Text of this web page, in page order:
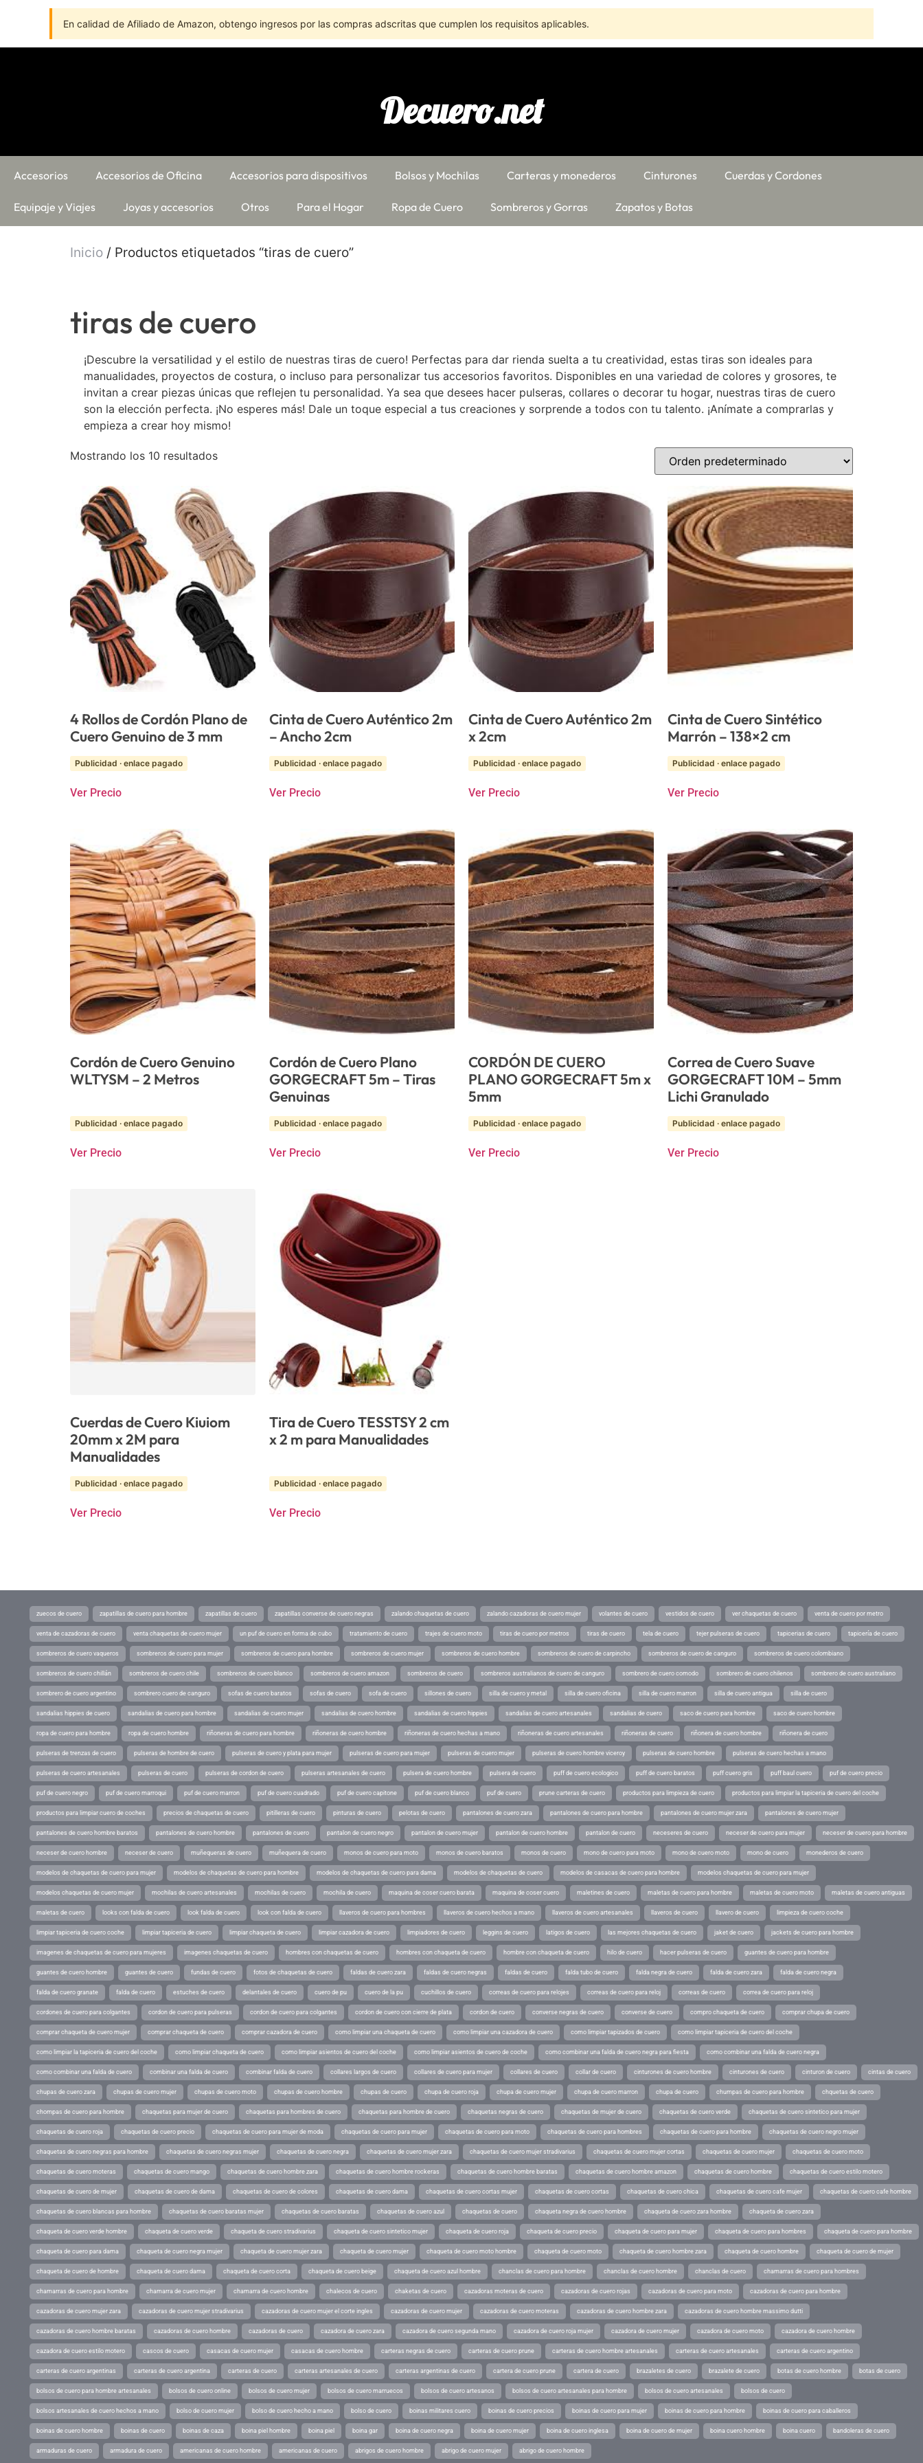
En calidad de Afiliado de Amazon, obtengo ingresos por las compras adscritas que cumplen los requisitos aplicables.
Decuero.net
Accesorios Accesorios de Oficina Accesorios para dispositivos Bolsos y Mochilas Carteras y monederos Cinturones Cuerdas y Cordones
Equipaje y Viajes Joyas y accesorios Otros Para el Hogar Ropa de Cuero Sombreros y Gorras Zapatos y Botas
Inicio / Productos etiquetados “tiras de cuero”
tiras de cuero
¡Descubre la versatilidad y el estilo de nuestras tiras de cuero! Perfectas para dar rienda suelta a tu creatividad, estas tiras son ideales para
manualidades, proyectos de costura, o incluso para personalizar tus accesorios favoritos. Disponibles en una variedad de colores y grosores, te
invitan a crear piezas únicas que reflejen tu personalidad. Ya sea que desees hacer pulseras, collares o decorar tu hogar, nuestras tiras de cuero
son la elección perfecta. ¡No esperes más! Dale un toque especial a tus creaciones y sorprende a todos con tu talento. ¡Anímate a comprarlas y
empieza a crear hoy mismo!
Mostrando los 10 resultados
4 Rollos de Cordón Plano de
Cuero Genuino de 3 mm
Publicidad · enlace pagado
Ver Precio
Cinta de Cuero Auténtico 2m
– Ancho 2cm
Publicidad · enlace pagado
Ver Precio
Cinta de Cuero Auténtico 2m
x 2cm
Publicidad · enlace pagado
Ver Precio
Cinta de Cuero Sintético
Marrón – 138×2 cm
Publicidad · enlace pagado
Ver Precio
Cordón de Cuero Genuino
WLTYSM – 2 Metros
Publicidad · enlace pagado
Ver Precio
Cordón de Cuero Plano
GORGECRAFT 5m – Tiras
Genuinas
Publicidad · enlace pagado
Ver Precio
CORDÓN DE CUERO
PLANO GORGECRAFT 5m x
5mm
Publicidad · enlace pagado
Ver Precio
Correa de Cuero Suave
GORGECRAFT 10M – 5mm
Lichi Granulado
Publicidad · enlace pagado
Ver Precio
Cuerdas de Cuero Kiuiom
20mm x 2M para
Manualidades
Publicidad · enlace pagado
Ver Precio
Tira de Cuero TESSTSY 2 cm
x 2 m para Manualidades
Publicidad · enlace pagado
Ver Precio
zuecos de cuero zapatillas de cuero para hombre zapatillas de cuero zapatillas converse de cuero negras zalando chaquetas de cuero zalando cazadoras de cuero mujer volantes de cuero vestidos de cuero ver chaquetas de cuero venta de cuero por metro
venta de cazadoras de cuero venta chaquetas de cuero mujer un puf de cuero en forma de cubo tratamiento de cuero trajes de cuero moto tiras de cuero por metros tiras de cuero tela de cuero tejer pulseras de cuero tapicerias de cuero tapicería de cuero
sombreros de cuero vaqueros sombreros de cuero para mujer sombreros de cuero para hombre sombreros de cuero mujer sombreros de cuero hombre sombreros de cuero de carpincho sombreros de cuero de canguro sombreros de cuero colombiano
sombreros de cuero chillán sombreros de cuero chile sombreros de cuero blanco sombreros de cuero amazon sombreros de cuero sombreros australianos de cuero de canguro sombrero de cuero comodo sombrero de cuero chilenos sombrero de cuero australiano
sombrero de cuero argentino sombrero cuero de canguro sofas de cuero baratos sofas de cuero sofa de cuero sillones de cuero silla de cuero y metal silla de cuero oficina silla de cuero marron silla de cuero antigua silla de cuero
sandalias hippies de cuero sandalias de cuero para hombre sandalias de cuero mujer sandalias de cuero hombre sandalias de cuero hippies sandalias de cuero artesanales sandalias de cuero saco de cuero para hombre saco de cuero hombre
ropa de cuero para hombre ropa de cuero hombre riñoneras de cuero para hombre riñoneras de cuero hombre riñoneras de cuero hechas a mano riñoneras de cuero artesanales riñoneras de cuero riñonera de cuero hombre riñonera de cuero
pulseras de trenzas de cuero pulseras de hombre de cuero pulseras de cuero y plata para mujer pulseras de cuero para mujer pulseras de cuero mujer pulseras de cuero hombre viceroy pulseras de cuero hombre pulseras de cuero hechas a mano
pulseras de cuero artesanales pulseras de cuero pulseras de cordon de cuero pulseras artesanales de cuero pulsera de cuero hombre pulsera de cuero puff de cuero ecologico puff de cuero baratos puff cuero gris puff baul cuero puf de cuero precio
puf de cuero negro puf de cuero marroqui puf de cuero marron puf de cuero cuadrado puf de cuero capitone puf de cuero blanco puf de cuero prune carteras de cuero productos para limpieza de cuero productos para limpiar la tapiceria de cuero del coche
productos para limpiar cuero de coches precios de chaquetas de cuero pitilleras de cuero pinturas de cuero pelotas de cuero pantalones de cuero zara pantalones de cuero para hombre pantalones de cuero mujer zara pantalones de cuero mujer
pantalones de cuero hombre baratos pantalones de cuero hombre pantalones de cuero pantalon de cuero negro pantalon de cuero mujer pantalon de cuero hombre pantalon de cuero neceseres de cuero neceser de cuero para mujer neceser de cuero para hombre
neceser de cuero hombre neceser de cuero muñequeras de cuero muñequera de cuero monos de cuero para moto monos de cuero baratos monos de cuero mono de cuero para moto mono de cuero moto mono de cuero monederos de cuero
modelos de chaquetas de cuero para mujer modelos de chaquetas de cuero para hombre modelos de chaquetas de cuero para dama modelos de chaquetas de cuero modelos de casacas de cuero para hombre modelos chaquetas de cuero para mujer
modelos chaquetas de cuero mujer mochilas de cuero artesanales mochilas de cuero mochila de cuero maquina de coser cuero barata maquina de coser cuero maletines de cuero maletas de cuero para hombre maletas de cuero moto maletas de cuero antiguas
maletas de cuero looks con falda de cuero look falda de cuero look con falda de cuero llaveros de cuero para hombres llaveros de cuero hechos a mano llaveros de cuero artesanales llaveros de cuero llavero de cuero limpieza de cuero coche
limpiar tapiceria de cuero coche limpiar tapiceria de cuero limpiar chaqueta de cuero limpiar cazadora de cuero limpiadores de cuero leggins de cuero latigos de cuero las mejores chaquetas de cuero jaket de cuero jackets de cuero para hombre
imagenes de chaquetas de cuero para mujeres imagenes chaquetas de cuero hombres con chaquetas de cuero hombres con chaqueta de cuero hombre con chaqueta de cuero hilo de cuero hacer pulseras de cuero guantes de cuero para hombre
guantes de cuero hombre guantes de cuero fundas de cuero fotos de chaquetas de cuero faldas de cuero zara faldas de cuero negras faldas de cuero falda tubo de cuero falda negra de cuero falda de cuero zara falda de cuero negra
falda de cuero granate falda de cuero estuches de cuero delantales de cuero cuero de pu cuero de la pu cuchillos de cuero correas de cuero para relojes correas de cuero para reloj correas de cuero correa de cuero para reloj
cordones de cuero para colgantes cordon de cuero para pulseras cordon de cuero para colgantes cordon de cuero con cierre de plata cordon de cuero converse negras de cuero converse de cuero compro chaqueta de cuero comprar chupa de cuero
comprar chaqueta de cuero mujer comprar chaqueta de cuero comprar cazadora de cuero como limpiar una chaqueta de cuero como limpiar una cazadora de cuero como limpiar tapizados de cuero como limpiar tapiceria de cuero del coche
como limpiar la tapiceria de cuero del coche como limpiar chaqueta de cuero como limpiar asientos de cuero del coche como limpiar asientos de cuero de coche como combinar una falda de cuero negra para fiesta como combinar una falda de cuero negra
como combinar una falda de cuero combinar una falda de cuero combinar falda de cuero collares largos de cuero collares de cuero para mujer collares de cuero collar de cuero cinturones de cuero hombre cinturones de cuero cinturon de cuero cintas de cuero
chupas de cuero zara chupas de cuero mujer chupas de cuero moto chupas de cuero hombre chupas de cuero chupa de cuero roja chupa de cuero mujer chupa de cuero marron chupa de cuero chumpas de cuero para hombre chquetas de cuero
chompas de cuero para hombre chaquetas para mujer de cuero chaquetas para hombres de cuero chaquetas para hombre de cuero chaquetas negras de cuero chaquetas de mujer de cuero chaquetas de cuero verde chaquetas de cuero sintetico para mujer
chaquetas de cuero roja chaquetas de cuero precio chaquetas de cuero para mujer de moda chaquetas de cuero para mujer chaquetas de cuero para moto chaquetas de cuero para hombres chaquetas de cuero para hombre chaquetas de cuero negro mujer
chaquetas de cuero negras para hombre chaquetas de cuero negras mujer chaquetas de cuero negra chaquetas de cuero mujer zara chaquetas de cuero mujer stradivarius chaquetas de cuero mujer cortas chaquetas de cuero mujer chaquetas de cuero moto
chaquetas de cuero moteras chaquetas de cuero mango chaquetas de cuero hombre zara chaquetas de cuero hombre rockeras chaquetas de cuero hombre baratas chaquetas de cuero hombre amazon chaquetas de cuero hombre chaquetas de cuero estilo motero
chaquetas de cuero de mujer chaquetas de cuero de dama chaquetas de cuero de colores chaquetas de cuero dama chaquetas de cuero cortas mujer chaquetas de cuero cortas chaquetas de cuero chica chaquetas de cuero cafe mujer chaquetas de cuero cafe hombre
chaquetas de cuero blancas para hombre chaquetas de cuero baratas mujer chaquetas de cuero baratas chaquetas de cuero azul chaquetas de cuero chaqueta negra de cuero hombre chaqueta de cuero zara hombre chaqueta de cuero zara
chaqueta de cuero verde hombre chaqueta de cuero verde chaqueta de cuero stradivarius chaqueta de cuero sintetico mujer chaqueta de cuero roja chaqueta de cuero precio chaqueta de cuero para mujer chaqueta de cuero para hombres chaqueta de cuero para hombre
chaqueta de cuero para dama chaqueta de cuero negra mujer chaqueta de cuero mujer zara chaqueta de cuero mujer chaqueta de cuero moto hombre chaqueta de cuero moto chaqueta de cuero hombre zara chaqueta de cuero hombre chaqueta de cuero de mujer
chaqueta de cuero de hombre chaqueta de cuero dama chaqueta de cuero corta chaqueta de cuero beige chaqueta de cuero azul hombre chanclas de cuero para hombre chanclas de cuero hombre chanclas de cuero chamarras de cuero para hombres
chamarras de cuero para hombre chamarra de cuero mujer chamarra de cuero hombre chalecos de cuero chaketas de cuero cazadoras moteras de cuero cazadoras de cuero rojas cazadoras de cuero para moto cazadoras de cuero para hombre
cazadoras de cuero mujer zara cazadoras de cuero mujer stradivarius cazadoras de cuero mujer el corte ingles cazadoras de cuero mujer cazadoras de cuero moteras cazadoras de cuero hombre zara cazadoras de cuero hombre massimo dutti
cazadoras de cuero hombre baratas cazadoras de cuero hombre cazadoras de cuero cazadora de cuero zara cazadora de cuero segunda mano cazadora de cuero roja mujer cazadora de cuero mujer cazadora de cuero moto cazadora de cuero hombre
cazadora de cuero estilo motero cascos de cuero casacas de cuero mujer casacas de cuero hombre carteras negras de cuero carteras de cuero prune carteras de cuero hombre artesanales carteras de cuero artesanales carteras de cuero argentino
carteras de cuero argentinas carteras de cuero argentina carteras de cuero carteras artesanales de cuero carteras argentinas de cuero cartera de cuero prune cartera de cuero brazaletes de cuero brazalete de cuero botas de cuero hombre botas de cuero
bolsos de cuero para hombre artesanales bolsos de cuero online bolsos de cuero mujer bolsos de cuero marruecos bolsos de cuero artesanos bolsos de cuero artesanales para hombre bolsos de cuero artesanales bolsos de cuero
bolsos artesanales de cuero hechos a mano bolso de cuero mujer bolso de cuero hecho a mano bolso de cuero boinas militares cuero boinas de cuero precios boinas de cuero para mujer boinas de cuero para hombre boinas de cuero para caballeros
boinas de cuero hombre boinas de cuero boinas de caza boina piel hombre boina piel boina gar boina de cuero negra boina de cuero mujer boina de cuero inglesa boina de cuero de mujer boina cuero hombre boina cuero bandoleras de cuero
armaduras de cuero armadura de cuero americanas de cuero hombre americanas de cuero abrigos de cuero hombre abrigo de cuero mujer abrigo de cuero hombre